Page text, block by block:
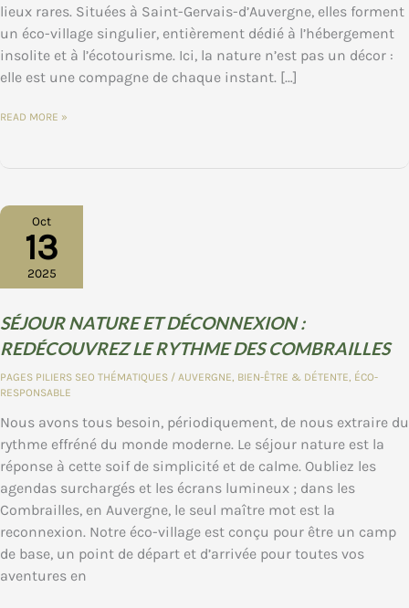
lieux rares. Situées à Saint-Gervais-d’Auvergne, elles forment
un éco-village singulier, entièrement dédié à l’hébergement
insolite et à l’écotourisme. Ici, la nature n’est pas un décor :
elle est une compagne de chaque instant. […]
OFFRIR
CŒUR
ET
CADEAU
UNE
PERCHÉE
?
READ MORE »
Oct
13
2025
SÉJOUR NATURE ET DÉCONNEXION :
REDÉCOUVREZ LE RYTHME DES COMBRAILLES
PAGES PILIERS SEO THÉMATIQUES / AUVERGNE, BIEN-ÊTRE & DÉTENTE, ÉCO-
RESPONSABLE
Nous avons tous besoin, périodiquement, de nous extraire du
rythme effréné du monde moderne. Le séjour nature est la
réponse à cette soif de simplicité et de calme. Oubliez les
agendas surchargés et les écrans lumineux ; dans les
Combrailles, en Auvergne, le seul maître mot est la
reconnexion. Notre éco-village est conçu pour être un camp
de base, un point de départ et d’arrivée pour toutes vos
aventures en